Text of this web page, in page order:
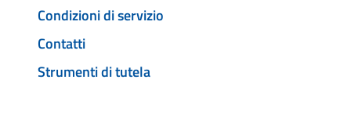
Condizioni di servizio
Contatti
Strumenti di tutela